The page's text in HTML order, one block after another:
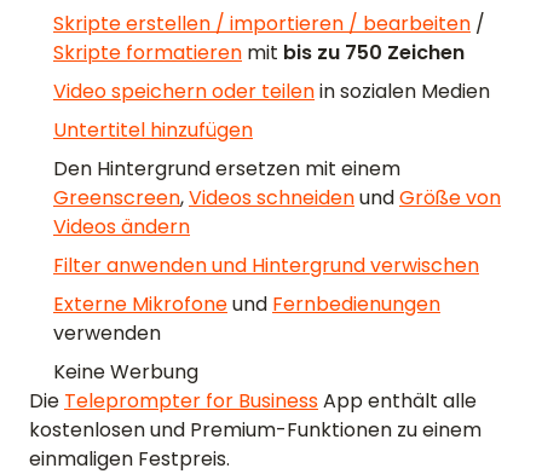
Skripte erstellen / importieren / bearbeiten /
Skripte formatieren mit bis zu 750 Zeichen
Video speichern oder teilenin sozialen Medien
Untertitel hinzufügen
Den Hintergrund ersetzen mit einem
Greenscreen,Videos schneidenundGröße von
Videos ändern
Filter anwenden und Hintergrund verwischen
Externe Mikrofoneund Fernbedienungen
verwenden
Keine Werbung
Die Teleprompter for BusinessApp enthält alle
kostenlosen und Premium-Funktionen zu einem
einmaligen Festpreis.